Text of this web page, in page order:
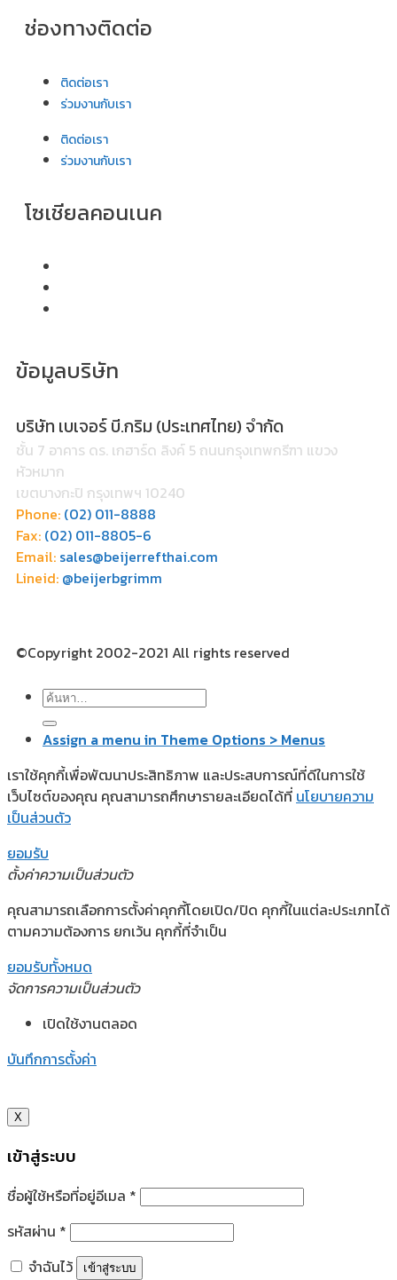
ช่องทางติดต่อ
ติดต่อเรา
ร่วมงานกับเรา
ติดต่อเรา
ร่วมงานกับเรา
โซเชียลคอนเนค
ข้อมูลบริษัท
บริษัท เบเจอร์ บี.กริม (ประเทศไทย) จำกัด
ชั้น 7 อาคาร ดร. เกฮาร์ด ลิงค์ 5 ถนนกรุงเทพกรีฑา แขวง
หัวหมาก
เขตบางกะปิ กรุงเทพฯ 10240
Phone: (02) 011-8888
Fax: (02) 011-8805-6
Email: sales@beijerrefthai.com
Lineid: @beijerbgrimm
©Copyright 2002-2021 All rights reserved
Assign a menu in Theme Options > Menus
เราใช้คุกกี้เพื่อพัฒนาประสิทธิภาพ และประสบการณ์ที่ดีในการใช้
เว็บไซต์ของคุณ คุณสามารถศึกษารายละเอียดได้ที่ นโยบายความ
เป็นส่วนตัว
ยอมรับ
ตั้งค่าความเป็นส่วนตัว
คุณสามารถเลือกการตั้งค่าคุกกี้โดยเปิด/ปิด คุกกี้ในแต่ละประเภทได้
ตามความต้องการ ยกเว้น คุกกี้ที่จำเป็น
ยอมรับทั้งหมด
จัดการความเป็นส่วนตัว
เปิดใช้งานตลอด
บันทึกการตั้งค่า
X
เข้าสู่ระบบ
ชื่อผู้ใช้หรือที่อยู่อีเมล *
รหัสผ่าน *
จำฉันไว้
เข้าสู่ระบบ